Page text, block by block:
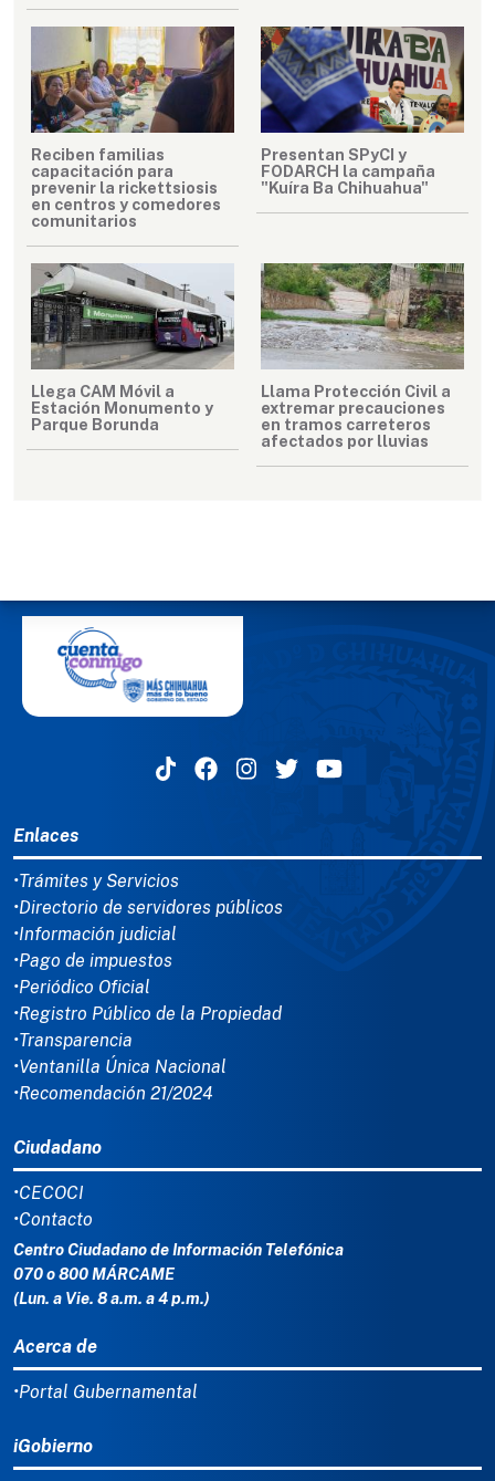
Reciben familias
capacitación para
prevenir la rickettsiosis
en centros y comedores
comunitarios
Presentan SPyCI y
FODARCH la campaña
"Kuíra Ba Chihuahua"
Llega CAM Móvil a
Estación Monumento y
Parque Borunda
Llama Protección Civil a
extremar precauciones
en tramos carreteros
afectados por lluvias
Enlaces
•Trámites y Servicios
•Directorio de servidores públicos
•Información judicial
•Pago de impuestos
•Periódico Oficial
•Registro Público de la Propiedad
•Transparencia
•Ventanilla Única Nacional
•Recomendación 21/2024
Ciudadano
•CECOCI
•Contacto
Centro Ciudadano de Información Telefónica
070 o 800 MÁRCAME
(Lun. a Vie. 8 a.m. a 4 p.m.)
Acerca de
•Portal Gubernamental
iGobierno